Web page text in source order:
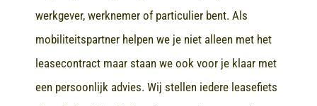
werkgever, werknemer of particulier bent. Als
mobiliteitspartner helpen we je niet alleen met het
leasecontract maar staan we ook voor je klaar met
een persoonlijk advies. Wij stellen iedere leasefiets